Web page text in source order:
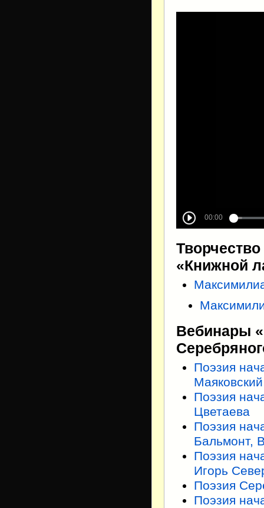
«Книжной
Вебинары
Поэзия
Маяковский
Поэзия
Цветаева
Поэзия
Бальмонт,
Поэзия
Игорь
Поэзия
Поэзия